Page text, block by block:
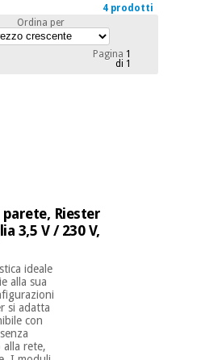
4 prodotti
Ordina per
Pagina 1
di 1
Riester
3,5 V / 230 V,
ideale
alla sua
si adatta
con
alla rete,